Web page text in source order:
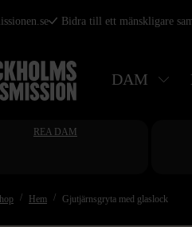
Bidra till ett mänskligare
DAM
REA DAM
Hem Gjutjärnsgryta med glaslock